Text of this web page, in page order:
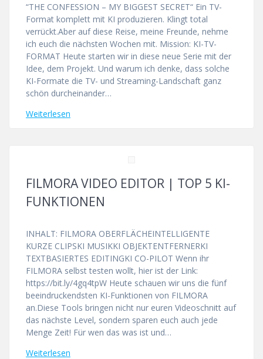
“THE CONFESSION – MY BIGGEST SECRET“ Ein TV-
Format komplett mit KI produzieren. Klingt total
verrückt.Aber auf diese Reise, meine Freunde, nehme
ich euch die nächsten Wochen mit. Mission: KI-TV-
FORMAT Heute starten wir in diese neue Serie mit der
Idee, dem Projekt. Und warum ich denke, dass solche
KI-Formate die TV- und Streaming-Landschaft ganz
schön durcheinander…
Weiterlesen
FILMORA VIDEO EDITOR | TOP 5 KI-
FUNKTIONEN
INHALT: FILMORA OBERFLÄCHEINTELLIGENTE
KURZE CLIPSKI MUSIKKI OBJEKTENTFERNERKI
TEXTBASIERTES EDITINGKI CO-PILOT Wenn ihr
FILMORA selbst testen wollt, hier ist der Link:
https://bit.ly/4gq4tpW Heute schauen wir uns die fünf
beeindruckendsten KI-Funktionen von FILMORA
an.Diese Tools bringen nicht nur euren Videoschnitt auf
das nächste Level, sondern sparen euch auch jede
Menge Zeit! Für wen das was ist und…
Weiterlesen